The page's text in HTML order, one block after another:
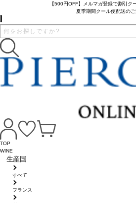
【500円OFF】メルマガ登録で割引ク
夏季期間クール便配送のご
TOP
WINE
生産国
すべて
フランス